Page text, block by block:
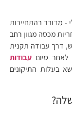
- מדובר בהתחייבות
מכסה מגוון רחב
דרך עבודה תקנית
לאחר סיום עבודות
בעלות התיקונים